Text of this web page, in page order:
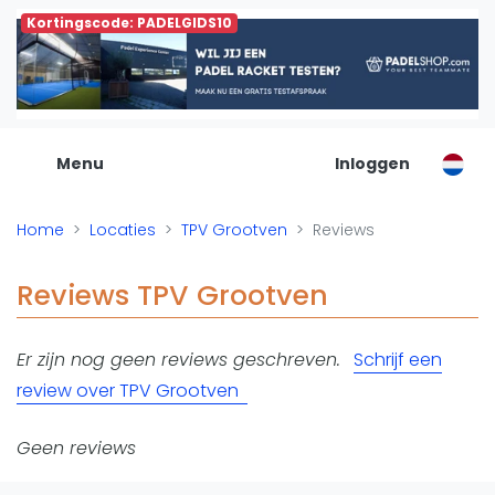
Kortingscode: PADELGIDS10
Menu
De Padel Gids
Alle padel locaties
Padelwinkels
Organisatie
Banenbouwers
Reserveringssystemen
Toevoegen data
Laatste updates
Padel
Inloggen
Home Locaties TPV Grootven Reviews
Reviews TPV Grootven
Er zijn nog geen reviews geschreven. Schrijf een
review over TPV Grootven
Geen reviews